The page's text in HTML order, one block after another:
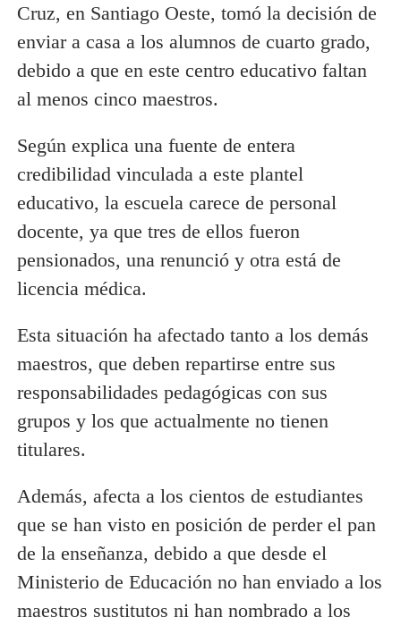
Cruz, en Santiago Oeste, tomó la decisión de
enviar a casa a los alumnos de cuarto grado,
debido a que en este centro educativo faltan
al menos cinco maestros.
Según explica una fuente de entera
credibilidad vinculada a este plantel
educativo, la escuela carece de personal
docente, ya que tres de ellos fueron
pensionados, una renunció y otra está de
licencia médica.
Esta situación ha afectado tanto a los demás
maestros, que deben repartirse entre sus
responsabilidades pedagógicas con sus
grupos y los que actualmente no tienen
titulares.
Además, afecta a los cientos de estudiantes
que se han visto en posición de perder el pan
de la enseñanza, debido a que desde el
Ministerio de Educación no han enviado a los
maestros sustitutos ni han nombrado a los